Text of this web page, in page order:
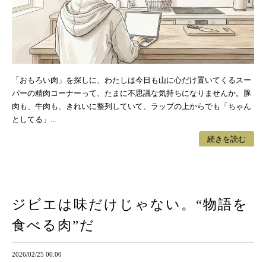
「おもろい肉」を探しに、わたしは今日も山に心だけ置いてくるスー
パーの精肉コーナーって、たまに不思議な気持ちになりませんか。豚
肉も、牛肉も、きれいに整列していて、ラップの上からでも「ちゃん
としてる」...
続きを読む
ジビエは味だけじゃない。“物語を
食べる肉”だ
2026/02/25 00:00